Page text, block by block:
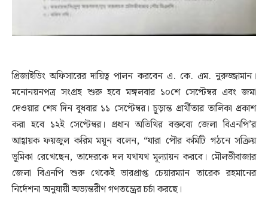
প্রিজাইডিং অফিসারের দায়িত্ব পালন করবেন এ. কে. এম. নুরুজ্জামান।
মনোনয়নপত্র সংগ্রহ শুরু হবে মঙ্গলবার ১০শে সেপ্টেম্বর এবং জমা
দেওয়ার শেষ দিন বুধবার ১১ সেপ্টেম্বর। চূড়ান্ত প্রার্থীতার তালিকা প্রকাশ
করা হবে ১২ই সেপ্টেম্বর। প্রধান অতিথির বক্তব্যে জেলা বিএনপি’র
আহ্বায়ক ফয়জুল করিম ময়ূন বলেন, “যারা পৌর কমিটি গঠনে সক্রিয়
ভূমিকা রেখেছেন, তাদেরকে দল যথাযথ মূল্যায়ন করবে। মৌলভীবাজার
জেলা বিএনপি শুরু থেকেই ভারপ্রাপ্ত চেয়ারম্যান তারেক রহমানের
নির্দেশনা অনুযায়ী অভ্যন্তরীণ গণতন্ত্রের চর্চা করছে।